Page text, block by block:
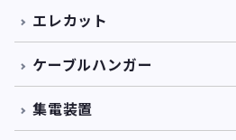
エレカット
ケーブルハンガー
集電装置